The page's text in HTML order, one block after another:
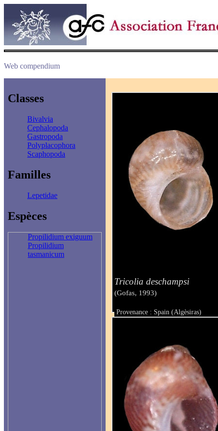
Web compendium
Classes
Bivalvia
Cephalopoda
Gastropoda
Polyplacophora
Scaphopoda
Familles
Lepetidae
Espèces
Propilidium exiguum
Propilidium
tasmanicum
Tricolia deschampsi
(Gofas, 1993)
Provenance : Spain (Algèsiras)
Taille : 1,40 mm